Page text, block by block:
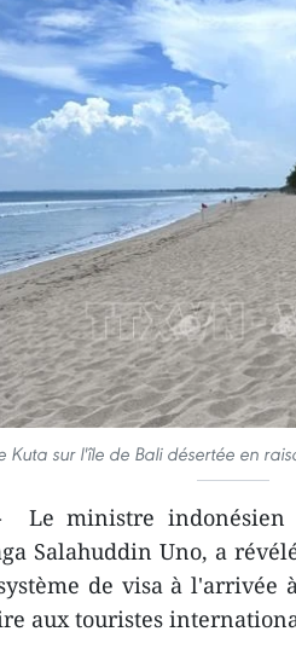
Kuta sur l'île de Bali désertée en
Le ministre indonésien
Salahuddin Uno, a
de visa à l'arrivée
aux touristes